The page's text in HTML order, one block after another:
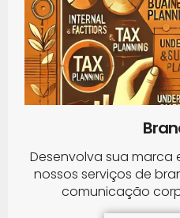
Desenvolva sua marca
nossos serviços de
comunicação